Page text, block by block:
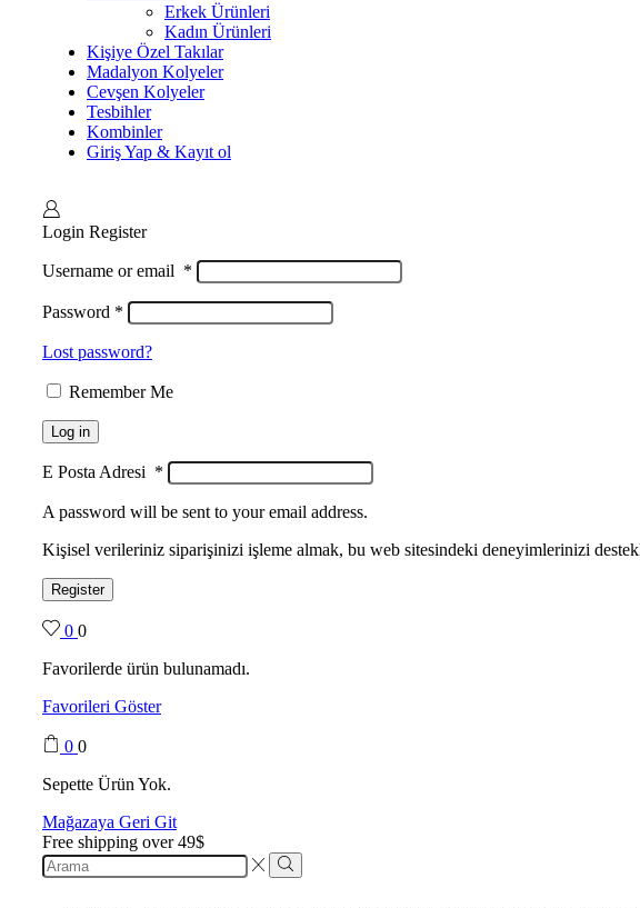
Erkek Ürünleri
Kadın Ürünleri
Kişiye Özel Takılar
Madalyon Kolyeler
Cevşen Kolyeler
Tesbihler
Kombinler
Giriş Yap & Kayıt ol
Login Register
Username or email *
Password *
Lost password?
Remember Me
Log in
E Posta Adresi *
A password will be sent to your email address.
Kişisel verileriniz siparişinizi işleme almak, bu web sitesindeki deneyimlerinizi
Register
0 0
Favorilerde ürün bulunamadı.
Favorileri Göster
0 0
Sepette Ürün Yok.
Mağazaya Geri Git
Free shipping over 49$